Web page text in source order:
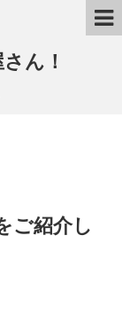
ん！
ご紹介し